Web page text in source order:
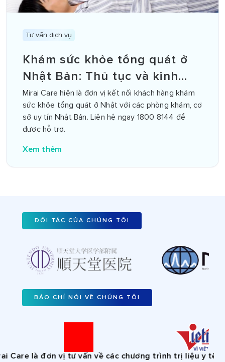
Tư vấn dịch vụ
Khám sức khỏe tổng quát ở
Nhật Bản: Thủ tục và kinh
nghiệm
Mirai Care hiện là đơn vị kết nối khách hàng khám
sức khỏe tổng quát ở Nhật với các phòng khám, cơ
sở uy tín Nhật Bản. Liên hệ ngay 1800 8144 để
được hỗ trợ.
Xem thêm
ĐỐI TÁC CỦA CHÚNG TÔI
BÁO CHÍ NÓI VỀ CHÚNG TÔI
là đơn vị tư vấn về các chương trình trị liệu y tế,